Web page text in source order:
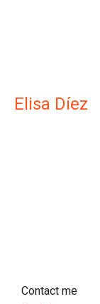
Elisa Díez
Contact me